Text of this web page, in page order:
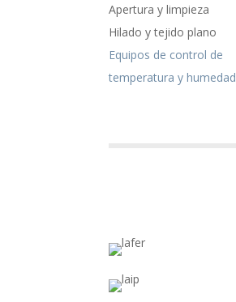
Apertura y limpieza
Hilado y tejido plano
Equipos de control de
temperatura y humedad